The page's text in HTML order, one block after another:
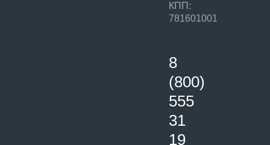
КПП:
781601001
8
(800)
555
31
19